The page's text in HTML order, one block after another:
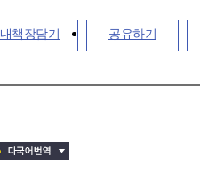
내책장담기 공유하기